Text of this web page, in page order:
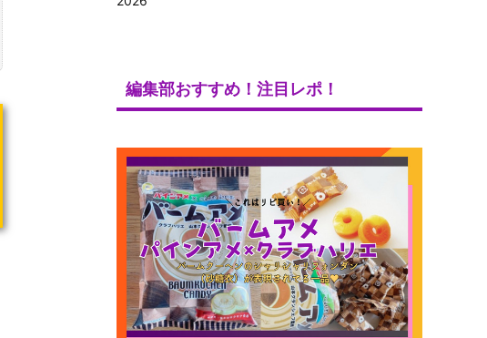
編集部おすすめ！注目レポ！